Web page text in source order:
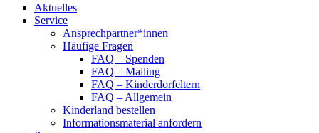
Aktuelles
Service
Ansprechpartner*innen
Häufige Fragen
FAQ – Spenden
FAQ – Mailing
FAQ – Kinderdorfeltern
FAQ – Allgemein
Kinderland bestellen
Informationsmaterial anfordern